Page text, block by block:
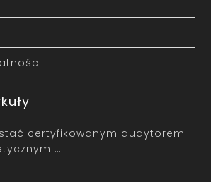
certyfikowanym audytorem
…